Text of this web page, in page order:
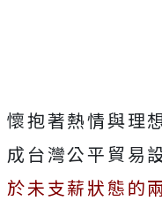
懷抱著熱情與理
成台灣公平貿易
於未支薪狀態的